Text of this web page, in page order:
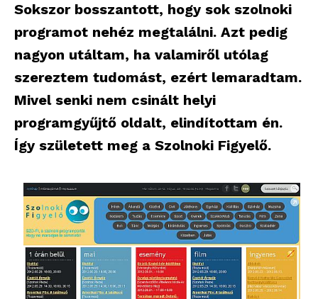
Sokszor bosszantott, hogy sok szolnoki
programot nehéz megtalálni. Azt pedig
nagyon utáltam, ha valamiről utólag
szereztem tudomást, ezért lemaradtam.
Mivel senki nem csinált helyi
programgyűjtő oldalt, elindítottam én.
Így született meg a Szolnoki Figyelő.